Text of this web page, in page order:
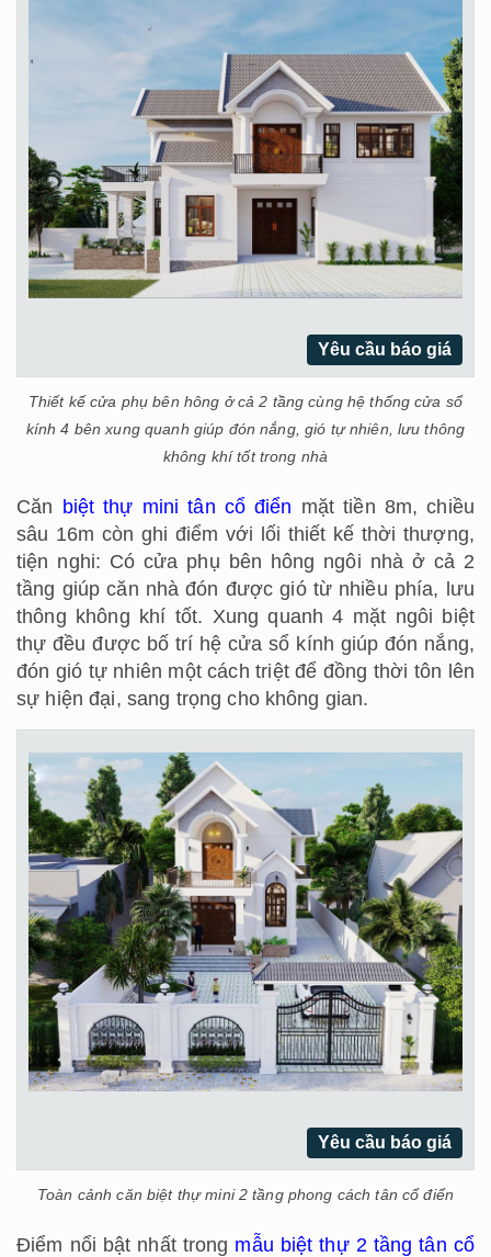
Yêu cầu báo giá
Thiết kế cửa phụ bên hông ở cả 2 tầng cùng hệ thống cửa sổ
kính 4 bên xung quanh giúp đón nắng, gió tự nhiên, lưu thông
không khí tốt trong nhà
Căn biệt thự mini tân cổ điển mặt tiền 8m, chiều
sâu 16m còn ghi điểm với lối thiết kế thời thượng,
tiện nghi: Có cửa phụ bên hông ngôi nhà ở cả 2
tầng giúp căn nhà đón được gió từ nhiều phía, lưu
thông không khí tốt. Xung quanh 4 mặt ngôi biệt
thự đều được bố trí hệ cửa sổ kính giúp đón nắng,
đón gió tự nhiên một cách triệt để đồng thời tôn lên
sự hiện đại, sang trọng cho không gian.
Yêu cầu báo giá
Toàn cảnh căn biệt thự mini 2 tầng phong cách tân cổ điển
Điểm nổi bật nhất trong mẫu biệt thự 2 tầng tân cổ